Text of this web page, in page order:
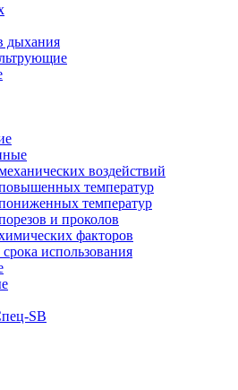
дыхания
воздействий
температур
температур
и проколов
факторов
использования
SB